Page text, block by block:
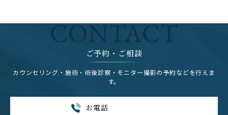
CONTACT
ご予約・ご相談
カウンセリング・施術・術後診察・モニター撮影の予約などを行えま
す。
お電話